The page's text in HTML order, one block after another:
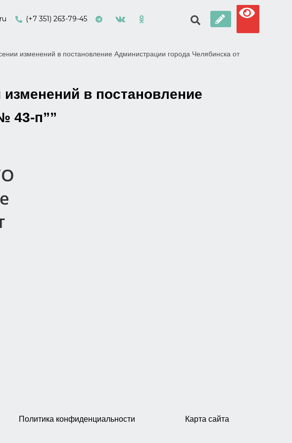
(+7 351) 263-79-45
изменений в постановление Администрации города Челябинска от
в постановление
43-п””
Политика конфиденциальности Карта сайта